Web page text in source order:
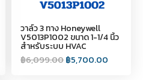
วาล์ว 3 ทาง Honeywell
V5013P1002 ขนาด 1-1/4 นิ้ว
สำหรับระบบ HVAC
฿6,099.00฿5,700.00